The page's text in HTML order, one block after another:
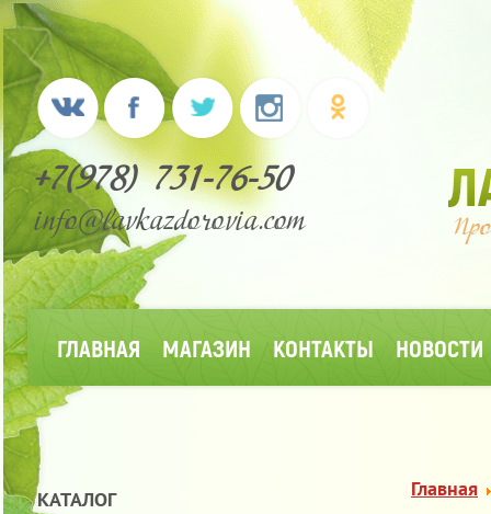
+7(978) 731-76-50
info@lavkazdorovia.com
ГЛАВНАЯ МАГАЗИН КОНТАКТЫ НОВОСТИ
КАТАЛОГ Главная